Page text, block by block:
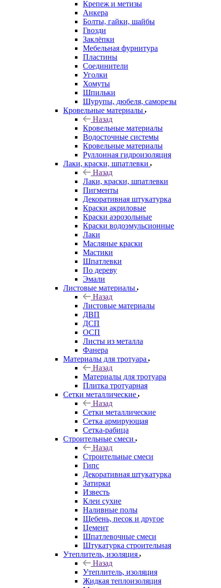
Крепеж и метизы
Анкера
Болты, гайки, шайбы
Гвозди
Заклёпки
Мебельная фурнитура
Пластины
Соединители
Уголки
Хомуты
Шпильки
Шурупы, дюбеля, саморезы
Кровельные материалы
Назад
Кровельные материалы
Водосточные системы
Кровельные материалы
Руллонная гидроизоляция
Лаки, краски, шпатлевки
Назад
Лаки, краски, шпатлевки
Пигменты
Декоративная штукатурка
Краски акриловые
Краски аэрозольные
Краски водоэмульсионные
Лаки
Масляные краски
Мастики
Шпатлевки
По дереву
Эмали
Листовые материалы
Назад
Листовые материалы
ДВП
ДСП
ОСП
Листы из металла
Фанера
Материалы для тротуара
Назад
Материалы для тротуара
Плитка тротуарная
Сетки металлические
Назад
Сетки металлические
Сетка армирующая
Сетка-рабица
Строительные смеси
Назад
Строительные смеси
Гипс
Декоративная штукатурка
Затирки
Известь
Клеи сухие
Наливные полы
Щебень, песок и другое
Цемент
Шпатлевочные смеси
Штукатурка строительная
Утеплитель, изоляция
Назад
Утеплитель, изоляция
Жидкая теплоизоляция